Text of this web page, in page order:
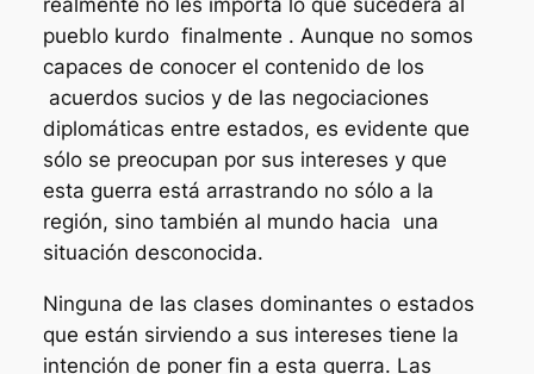
pueblo kurdo finalmente . Aunque no somos
capaces de conocer el contenido de los
acuerdos sucios y de las negociaciones
diplomáticas entre estados, es evidente que
sólo se preocupan por sus intereses y que
esta guerra está arrastrando no sólo a la
región, sino también al mundo hacia una
situación desconocida.
Ninguna de las clases dominantes o estados
que están sirviendo a sus intereses tiene la
intención de poner fin a esta guerra. Las